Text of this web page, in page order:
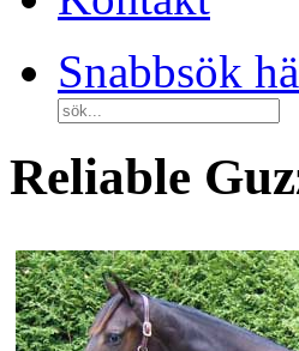
Snabbsök
Reliable